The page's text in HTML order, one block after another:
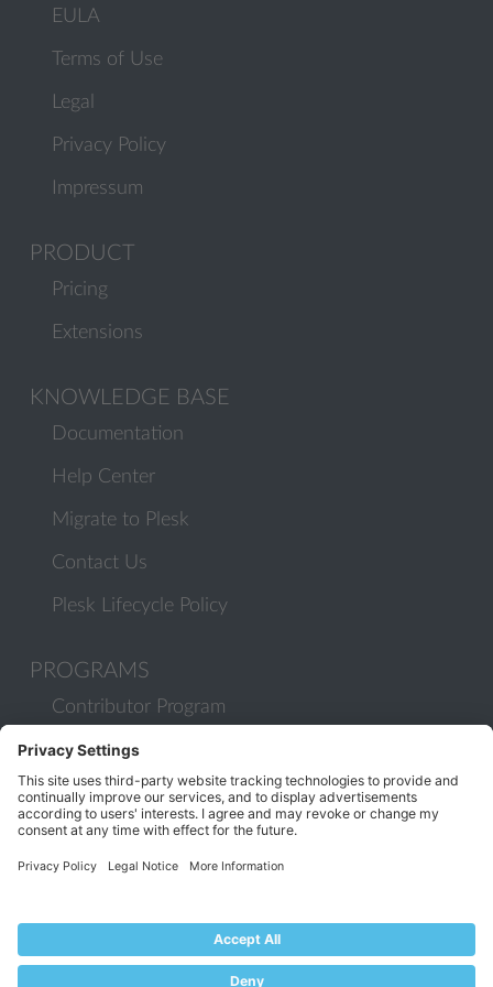
EULA
Terms of Use
Legal
Privacy Policy
Impressum
PRODUCT
Pricing
Extensions
KNOWLEDGE BASE
Documentation
Help Center
Migrate to Plesk
Contact Us
Plesk Lifecycle Policy
PROGRAMS
Contributor Program
Partner Program
COMMUNITY